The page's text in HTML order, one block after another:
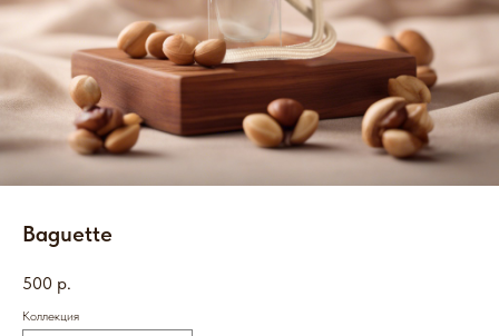
Baguette
500 р.
Коллекция